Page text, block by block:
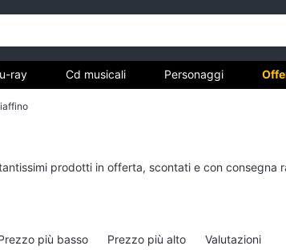
ray Cd musicali Personaggi
prodotti in offerta, scontati e con
più basso Prezzo più alto Valutazioni